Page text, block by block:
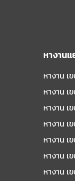
หางาน
หางาน เ
หางาน เ
หางาน เ
หางาน เ
หางาน เ
หางาน เ
หางาน เ